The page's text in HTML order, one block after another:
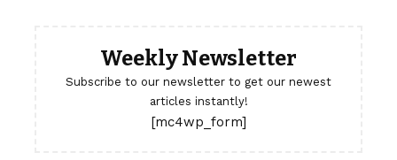
Weekly Newsletter
Subscribe to our newsletter to get our newest
articles instantly!
[mc4wp_form]